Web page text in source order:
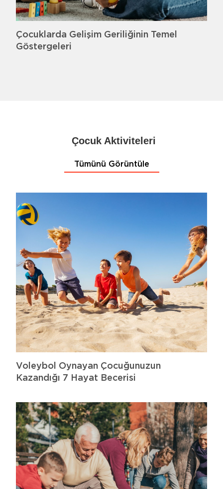
Çocuklarda Gelişim Geriliğinin Temel
Göstergeleri
Çocuk Aktiviteleri
Tümünü Görüntüle
Voleybol Oynayan Çocuğunuzun
Kazandığı 7 Hayat Becerisi